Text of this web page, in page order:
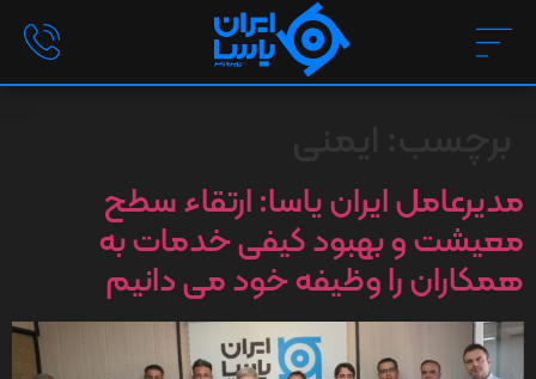
مدیرعامل ایران یاسا: ارتقاء سطح
معیشت و بهبود کیفی خدمات به
همکاران را وظیفه خود می دانیم